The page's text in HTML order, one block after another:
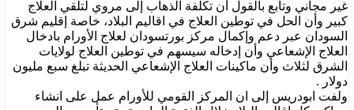
غير مجاني وتابع بالقول أن تكلفة الذهاب إلى مروي لتلقي العلاج
كبير وأن الحل في توطين العلاج في اقاليم البلاد، خاصة إقليم شرق
السودان عبر دعم وإكمال مركز بورتسودان لعلاج الأورام بادخال
العلاج الإشعاعي وأن إدخاله سيسهم في توطين العلاج لولايات
الشرق لثلاث وأن ماكينات العلاج الإشعاعي الحديثة تبلغ سبع مليون
دولار .
ولفت ابودريس إلى ان المركز القومي للأورام عمل على انشاء